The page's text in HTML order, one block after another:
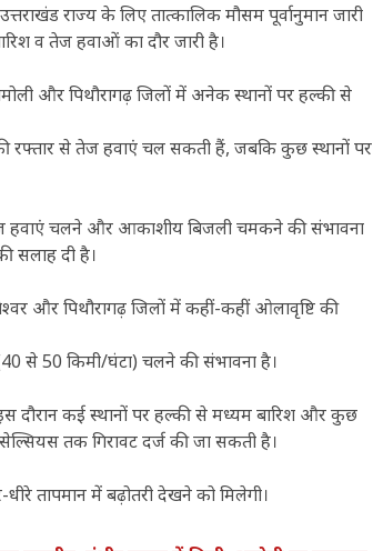
राज्य के लिए तात्कालिक मौसम पूर्वानुमान जारी
व तेज हवाओं का दौर जारी है।
और पिथौरागढ़ जिलों में अनेक स्थानों पर हल्की से
रफ्तार से तेज हवाएं चल सकती हैं, जबकि कुछ स्थानों पर
हवाएं चलने और आकाशीय बिजली चमकने की संभावना
सलाह दी है।
और पिथौरागढ़ जिलों में कहीं-कहीं ओलावृष्टि की
से 50 किमी/घंटा) चलने की संभावना है।
दौरान कई स्थानों पर हल्की से मध्यम बारिश और कुछ
तक गिरावट दर्ज की जा सकती है।
तापमान में बढ़ोतरी देखने को मिलेगी।